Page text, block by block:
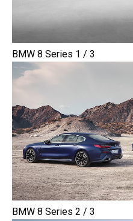
BMW 8 Series 1 / 3
BMW 8 Series 2 / 3